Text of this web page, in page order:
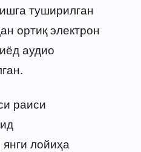
туширилган
ортиқ электрон
аудио
раиси
лойиҳа